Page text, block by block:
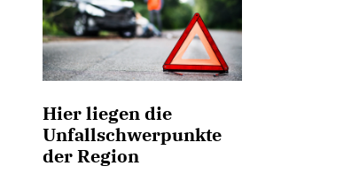
Hier liegen die
Unfallschwerpunkte
der Region